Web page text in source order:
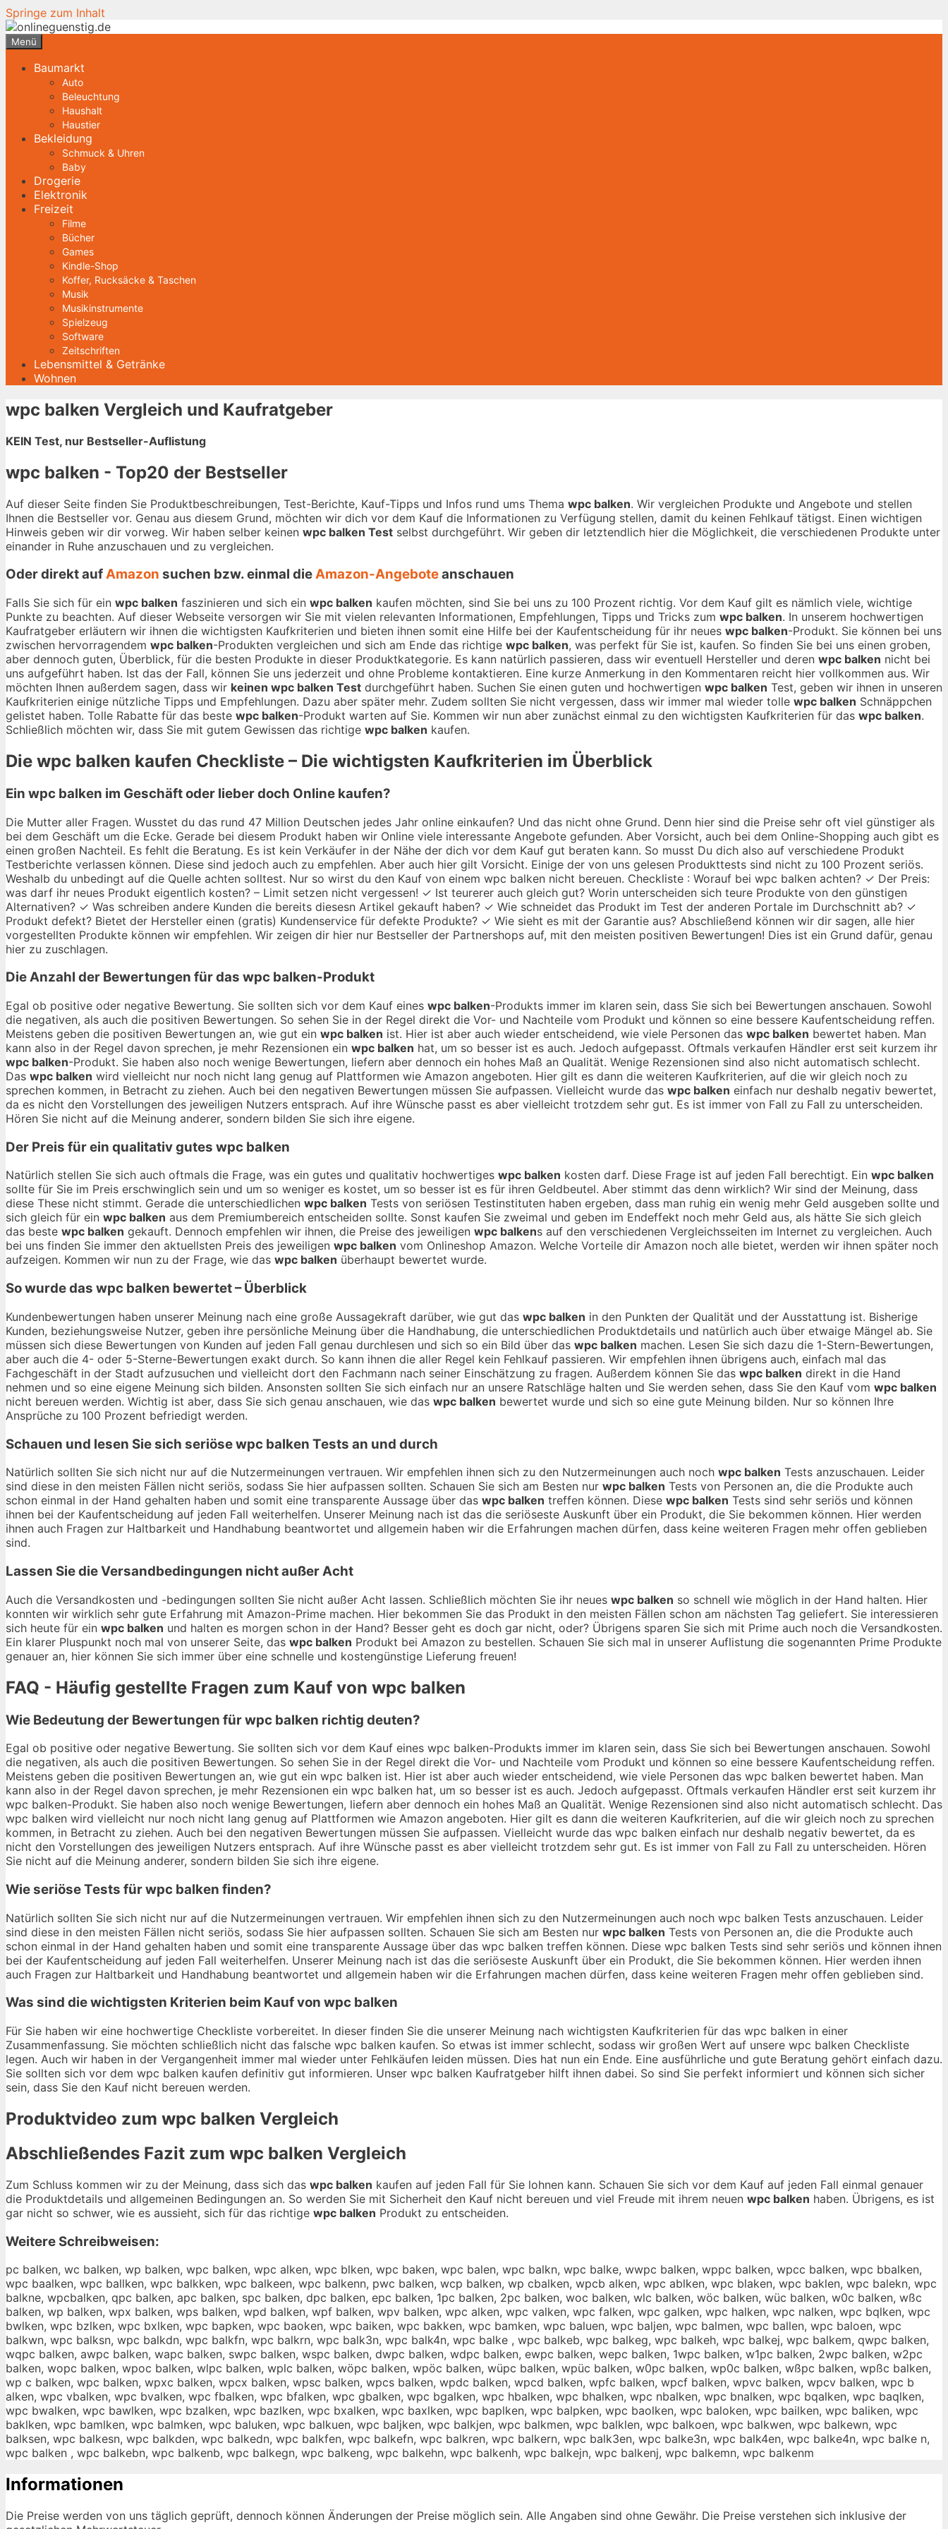
Springe zum Inhalt
Menü
Baumarkt
Auto
Beleuchtung
Haushalt
Haustier
Bekleidung
Schmuck & Uhren
Baby
Drogerie
Elektronik
Freizeit
Filme
Bücher
Games
Kindle-Shop
Koffer, Rucksäcke & Taschen
Musik
Musikinstrumente
Spielzeug
Software
Zeitschriften
Lebensmittel & Getränke
Wohnen
wpc balken Vergleich und Kaufratgeber
KEIN Test, nur Bestseller-Auflistung
wpc balken - Top20 der Bestseller
Auf dieser Seite finden Sie Produktbeschreibungen, Test-Berichte, Kauf-Tipps und Infos rund ums Thema wpc balken. Wir vergleichen Produkte und Angebote und stellen
Ihnen die Bestseller vor. Genau aus diesem Grund, möchten wir dich vor dem Kauf die Informationen zu Verfügung stellen, damit du keinen Fehlkauf tätigst. Einen wichtigen
Hinweis geben wir dir vorweg. Wir haben selber keinen wpc balken Test selbst durchgeführt. Wir geben dir letztendlich hier die Möglichkeit, die verschiedenen Produkte unter
einander in Ruhe anzuschauen und zu vergleichen.
Oder direkt aufAmazon suchen bzw. einmal dieAmazon-Angeboteanschauen
Falls Sie sich für ein wpc balken faszinieren und sich ein wpc balken kaufen möchten, sind Sie bei uns zu 100 Prozent richtig. Vor dem Kauf gilt es nämlich viele, wichtige
Punkte zu beachten. Auf dieser Webseite versorgen wir Sie mit vielen relevanten Informationen, Empfehlungen, Tipps und Tricks zum wpc balken. In unserem hochwertigen
Kaufratgeber erläutern wir ihnen die wichtigsten Kaufkriterien und bieten ihnen somit eine Hilfe bei der Kaufentscheidung für ihr neues wpc balken-Produkt. Sie können bei uns
zwischen hervorragendem wpc balken-Produkten vergleichen und sich am Ende das richtige wpc balken, was perfekt für Sie ist, kaufen. So finden Sie bei uns einen groben,
aber dennoch guten, Überblick, für die besten Produkte in dieser Produktkategorie. Es kann natürlich passieren, dass wir eventuell Hersteller und deren wpc balken nicht bei
uns aufgeführt haben. Ist das der Fall, können Sie uns jederzeit und ohne Probleme kontaktieren. Eine kurze Anmerkung in den Kommentaren reicht hier vollkommen aus. Wir
möchten Ihnen außerdem sagen, dass wir keinen wpc balken Test durchgeführt haben. Suchen Sie einen guten und hochwertigen wpc balken Test, geben wir ihnen in unseren
Kaufkriterien einige nützliche Tipps und Empfehlungen. Dazu aber später mehr. Zudem sollten Sie nicht vergessen, dass wir immer mal wieder tolle wpc balken Schnäppchen
gelistet haben. Tolle Rabatte für das beste wpc balken-Produkt warten auf Sie. Kommen wir nun aber zunächst einmal zu den wichtigsten Kaufkriterien für das wpc balken.
Schließlich möchten wir, dass Sie mit gutem Gewissen das richtige wpc balken kaufen.
Die wpc balken kaufen Checkliste – Die wichtigsten Kaufkriterien im Überblick
Ein wpc balken im Geschäft oder lieber doch Online kaufen?
Die Mutter aller Fragen. Wusstet du das rund 47 Million Deutschen jedes Jahr online einkaufen? Und das nicht ohne Grund. Denn hier sind die Preise sehr oft viel günstiger als
bei dem Geschäft um die Ecke. Gerade bei diesem Produkt haben wir Online viele interessante Angebote gefunden. Aber Vorsicht, auch bei dem Online-Shopping auch gibt es
einen großen Nachteil. Es fehlt die Beratung. Es ist kein Verkäufer in der Nähe der dich vor dem Kauf gut beraten kann. So musst Du dich also auf verschiedene Produkt
Testberichte verlassen können. Diese sind jedoch auch zu empfehlen. Aber auch hier gilt Vorsicht. Einige der von uns gelesen Produkttests sind nicht zu 100 Prozent seriös.
Weshalb du unbedingt auf die Quelle achten solltest. Nur so wirst du den Kauf von einem wpc balken nicht bereuen. Checkliste : Worauf bei wpc balken achten? ✓ Der Preis:
was darf ihr neues Produkt eigentlich kosten? – Limit setzen nicht vergessen! ✓ Ist teurerer auch gleich gut? Worin unterscheiden sich teure Produkte von den günstigen
Alternativen? ✓ Was schreiben andere Kunden die bereits diesesn Artikel gekauft haben? ✓ Wie schneidet das Produkt im Test der anderen Portale im Durchschnitt ab? ✓
Produkt defekt? Bietet der Hersteller einen (gratis) Kundenservice für defekte Produkte? ✓ Wie sieht es mit der Garantie aus? Abschließend können wir dir sagen, alle hier
vorgestellten Produkte können wir empfehlen. Wir zeigen dir hier nur Bestseller der Partnershops auf, mit den meisten positiven Bewertungen! Dies ist ein Grund dafür, genau
hier zu zuschlagen.
Die Anzahl der Bewertungen für das wpc balken-Produkt
Egal ob positive oder negative Bewertung. Sie sollten sich vor dem Kauf eines wpc balken-Produkts immer im klaren sein, dass Sie sich bei Bewertungen anschauen. Sowohl
die negativen, als auch die positiven Bewertungen. So sehen Sie in der Regel direkt die Vor- und Nachteile vom Produkt und können so eine bessere Kaufentscheidung reffen.
Meistens geben die positiven Bewertungen an, wie gut ein wpc balken ist. Hier ist aber auch wieder entscheidend, wie viele Personen das wpc balken bewertet haben. Man
kann also in der Regel davon sprechen, je mehr Rezensionen ein wpc balken hat, um so besser ist es auch. Jedoch aufgepasst. Oftmals verkaufen Händler erst seit kurzem ihr
wpc balken-Produkt. Sie haben also noch wenige Bewertungen, liefern aber dennoch ein hohes Maß an Qualität. Wenige Rezensionen sind also nicht automatisch schlecht.
Das wpc balken wird vielleicht nur noch nicht lang genug auf Plattformen wie Amazon angeboten. Hier gilt es dann die weiteren Kaufkriterien, auf die wir gleich noch zu
sprechen kommen, in Betracht zu ziehen. Auch bei den negativen Bewertungen müssen Sie aufpassen. Vielleicht wurde das wpc balken einfach nur deshalb negativ bewertet,
da es nicht den Vorstellungen des jeweiligen Nutzers entsprach. Auf ihre Wünsche passt es aber vielleicht trotzdem sehr gut. Es ist immer von Fall zu Fall zu unterscheiden.
Hören Sie nicht auf die Meinung anderer, sondern bilden Sie sich ihre eigene.
Der Preis für ein qualitativ gutes wpc balken
Natürlich stellen Sie sich auch oftmals die Frage, was ein gutes und qualitativ hochwertiges wpc balken kosten darf. Diese Frage ist auf jeden Fall berechtigt. Ein wpc balken
sollte für Sie im Preis erschwinglich sein und um so weniger es kostet, um so besser ist es für ihren Geldbeutel. Aber stimmt das denn wirklich? Wir sind der Meinung, dass
diese These nicht stimmt. Gerade die unterschiedlichen wpc balken Tests von seriösen Testinstituten haben ergeben, dass man ruhig ein wenig mehr Geld ausgeben sollte und
sich gleich für ein wpc balken aus dem Premiumbereich entscheiden sollte. Sonst kaufen Sie zweimal und geben im Endeffekt noch mehr Geld aus, als hätte Sie sich gleich
das beste wpc balken gekauft. Dennoch empfehlen wir ihnen, die Preise des jeweiligen wpc balkens auf den verschiedenen Vergleichsseiten im Internet zu vergleichen. Auch
bei uns finden Sie immer den aktuellsten Preis des jeweiligen wpc balken vom Onlineshop Amazon. Welche Vorteile dir Amazon noch alle bietet, werden wir ihnen später noch
aufzeigen. Kommen wir nun zu der Frage, wie das wpc balken überhaupt bewertet wurde.
So wurde das wpc balken bewertet – Überblick
Kundenbewertungen haben unserer Meinung nach eine große Aussagekraft darüber, wie gut das wpc balken in den Punkten der Qualität und der Ausstattung ist. Bisherige
Kunden, beziehungsweise Nutzer, geben ihre persönliche Meinung über die Handhabung, die unterschiedlichen Produktdetails und natürlich auch über etwaige Mängel ab. Sie
müssen sich diese Bewertungen von Kunden auf jeden Fall genau durchlesen und sich so ein Bild über das wpc balken machen. Lesen Sie sich dazu die 1-Stern-Bewertungen,
aber auch die 4- oder 5-Sterne-Bewertungen exakt durch. So kann ihnen die aller Regel kein Fehlkauf passieren. Wir empfehlen ihnen übrigens auch, einfach mal das
Fachgeschäft in der Stadt aufzusuchen und vielleicht dort den Fachmann nach seiner Einschätzung zu fragen. Außerdem können Sie das wpc balken direkt in die Hand
nehmen und so eine eigene Meinung sich bilden. Ansonsten sollten Sie sich einfach nur an unsere Ratschläge halten und Sie werden sehen, dass Sie den Kauf vom wpc balken
nicht bereuen werden. Wichtig ist aber, dass Sie sich genau anschauen, wie das wpc balken bewertet wurde und sich so eine gute Meinung bilden. Nur so können Ihre
Ansprüche zu 100 Prozent befriedigt werden.
Schauen und lesen Sie sich seriösewpc balken Tests an und durch
Natürlich sollten Sie sich nicht nur auf die Nutzermeinungen vertrauen. Wir empfehlen ihnen sich zu den Nutzermeinungen auch noch wpc balken Tests anzuschauen. Leider
sind diese in den meisten Fällen nicht seriös, sodass Sie hier aufpassen sollten. Schauen Sie sich am Besten nur wpc balken Tests von Personen an, die die Produkte auch
schon einmal in der Hand gehalten haben und somit eine transparente Aussage über das wpc balken treffen können. Diese wpc balken Tests sind sehr seriös und können
ihnen bei der Kaufentscheidung auf jeden Fall weiterhelfen. Unserer Meinung nach ist das die seriöseste Auskunft über ein Produkt, die Sie bekommen können. Hier werden
ihnen auch Fragen zur Haltbarkeit und Handhabung beantwortet und allgemein haben wir die Erfahrungen machen dürfen, dass keine weiteren Fragen mehr offen geblieben
sind.
Lassen Sie die Versandbedingungen nicht außer Acht
Auch die Versandkosten und -bedingungen sollten Sie nicht außer Acht lassen. Schließlich möchten Sie ihr neues wpc balken so schnell wie möglich in der Hand halten. Hier
konnten wir wirklich sehr gute Erfahrung mit Amazon-Prime machen. Hier bekommen Sie das Produkt in den meisten Fällen schon am nächsten Tag geliefert. Sie interessieren
sich heute für ein wpc balken und halten es morgen schon in der Hand? Besser geht es doch gar nicht, oder? Übrigens sparen Sie sich mit Prime auch noch die Versandkosten.
Ein klarer Pluspunkt noch mal von unserer Seite, das wpc balken Produkt bei Amazon zu bestellen. Schauen Sie sich mal in unserer Auflistung die sogenannten Prime Produkte
genauer an, hier können Sie sich immer über eine schnelle und kostengünstige Lieferung freuen!
FAQ - Häufig gestellte Fragen zum Kauf von wpc balken
Wie Bedeutung der Bewertungen für wpc balken richtig deuten?
Egal ob positive oder negative Bewertung. Sie sollten sich vor dem Kauf eines wpc balken-Produkts immer im klaren sein, dass Sie sich bei Bewertungen anschauen. Sowohl
die negativen, als auch die positiven Bewertungen. So sehen Sie in der Regel direkt die Vor- und Nachteile vom Produkt und können so eine bessere Kaufentscheidung reffen.
Meistens geben die positiven Bewertungen an, wie gut ein wpc balken ist. Hier ist aber auch wieder entscheidend, wie viele Personen das wpc balken bewertet haben. Man
kann also in der Regel davon sprechen, je mehr Rezensionen ein wpc balken hat, um so besser ist es auch. Jedoch aufgepasst. Oftmals verkaufen Händler erst seit kurzem ihr
wpc balken-Produkt. Sie haben also noch wenige Bewertungen, liefern aber dennoch ein hohes Maß an Qualität. Wenige Rezensionen sind also nicht automatisch schlecht. Das
wpc balken wird vielleicht nur noch nicht lang genug auf Plattformen wie Amazon angeboten. Hier gilt es dann die weiteren Kaufkriterien, auf die wir gleich noch zu sprechen
kommen, in Betracht zu ziehen. Auch bei den negativen Bewertungen müssen Sie aufpassen. Vielleicht wurde das wpc balken einfach nur deshalb negativ bewertet, da es
nicht den Vorstellungen des jeweiligen Nutzers entsprach. Auf ihre Wünsche passt es aber vielleicht trotzdem sehr gut. Es ist immer von Fall zu Fall zu unterscheiden. Hören
Sie nicht auf die Meinung anderer, sondern bilden Sie sich ihre eigene.
Wie seriöse Tests für wpc balken finden?
Natürlich sollten Sie sich nicht nur auf die Nutzermeinungen vertrauen. Wir empfehlen ihnen sich zu den Nutzermeinungen auch noch wpc balken Tests anzuschauen. Leider
sind diese in den meisten Fällen nicht seriös, sodass Sie hier aufpassen sollten. Schauen Sie sich am Besten nur wpc balken Tests von Personen an, die die Produkte auch
schon einmal in der Hand gehalten haben und somit eine transparente Aussage über das wpc balken treffen können. Diese wpc balken Tests sind sehr seriös und können ihnen
bei der Kaufentscheidung auf jeden Fall weiterhelfen. Unserer Meinung nach ist das die seriöseste Auskunft über ein Produkt, die Sie bekommen können. Hier werden ihnen
auch Fragen zur Haltbarkeit und Handhabung beantwortet und allgemein haben wir die Erfahrungen machen dürfen, dass keine weiteren Fragen mehr offen geblieben sind.
Was sind die wichtigsten Kriterien beim Kauf von wpc balken
Für Sie haben wir eine hochwertige Checkliste vorbereitet. In dieser finden Sie die unserer Meinung nach wichtigsten Kaufkriterien für das wpc balken in einer
Zusammenfassung. Sie möchten schließlich nicht das falsche wpc balken kaufen. So etwas ist immer schlecht, sodass wir großen Wert auf unsere wpc balken Checkliste
legen. Auch wir haben in der Vergangenheit immer mal wieder unter Fehlkäufen leiden müssen. Dies hat nun ein Ende. Eine ausführliche und gute Beratung gehört einfach dazu.
Sie sollten sich vor dem wpc balken kaufen definitiv gut informieren. Unser wpc balken Kaufratgeber hilft ihnen dabei. So sind Sie perfekt informiert und können sich sicher
sein, dass Sie den Kauf nicht bereuen werden.
Produktvideo zum wpc balken Vergleich
Abschließendes Fazit zum wpc balken Vergleich
Zum Schluss kommen wir zu der Meinung, dass sich das wpc balken kaufen auf jeden Fall für Sie lohnen kann. Schauen Sie sich vor dem Kauf auf jeden Fall einmal genauer
die Produktdetails und allgemeinen Bedingungen an. So werden Sie mit Sicherheit den Kauf nicht bereuen und viel Freude mit ihrem neuen wpc balken haben. Übrigens, es ist
gar nicht so schwer, wie es aussieht, sich für das richtige wpc balken Produkt zu entscheiden.
Weitere Schreibweisen:
pc balken, wc balken, wp balken, wpc balken, wpc alken, wpc blken, wpc baken, wpc balen, wpc balkn, wpc balke, wwpc balken, wppc balken, wpcc balken, wpc bbalken,
wpc baalken, wpc ballken, wpc balkken, wpc balkeen, wpc balkenn, pwc balken, wcp balken, wp cbalken, wpcb alken, wpc ablken, wpc blaken, wpc baklen, wpc balekn, wpc
balkne, wpcbalken, qpc balken, apc balken, spc balken, dpc balken, epc balken, 1pc balken, 2pc balken, woc balken, wlc balken, wöc balken, wüc balken, w0c balken, wßc
balken, wp balken, wpx balken, wps balken, wpd balken, wpf balken, wpv balken, wpc alken, wpc valken, wpc falken, wpc galken, wpc halken, wpc nalken, wpc bqlken, wpc
bwlken, wpc bzlken, wpc bxlken, wpc bapken, wpc baoken, wpc baiken, wpc bakken, wpc bamken, wpc baluen, wpc baljen, wpc balmen, wpc ballen, wpc baloen, wpc
balkwn, wpc balksn, wpc balkdn, wpc balkfn, wpc balkrn, wpc balk3n, wpc balk4n, wpc balke , wpc balkeb, wpc balkeg, wpc balkeh, wpc balkej, wpc balkem, qwpc balken,
wqpc balken, awpc balken, wapc balken, swpc balken, wspc balken, dwpc balken, wdpc balken, ewpc balken, wepc balken, 1wpc balken, w1pc balken, 2wpc balken, w2pc
balken, wopc balken, wpoc balken, wlpc balken, wplc balken, wöpc balken, wpöc balken, wüpc balken, wpüc balken, w0pc balken, wp0c balken, wßpc balken, wpßc balken,
wp c balken, wpc balken, wpxc balken, wpcx balken, wpsc balken, wpcs balken, wpdc balken, wpcd balken, wpfc balken, wpcf balken, wpvc balken, wpcv balken, wpc b
alken, wpc vbalken, wpc bvalken, wpc fbalken, wpc bfalken, wpc gbalken, wpc bgalken, wpc hbalken, wpc bhalken, wpc nbalken, wpc bnalken, wpc bqalken, wpc baqlken,
wpc bwalken, wpc bawlken, wpc bzalken, wpc bazlken, wpc bxalken, wpc baxlken, wpc baplken, wpc balpken, wpc baolken, wpc baloken, wpc bailken, wpc baliken, wpc
baklken, wpc bamlken, wpc balmken, wpc baluken, wpc balkuen, wpc baljken, wpc balkjen, wpc balkmen, wpc balklen, wpc balkoen, wpc balkwen, wpc balkewn, wpc
balksen, wpc balkesn, wpc balkden, wpc balkedn, wpc balkfen, wpc balkefn, wpc balkren, wpc balkern, wpc balk3en, wpc balke3n, wpc balk4en, wpc balke4n, wpc balke n,
wpc balken , wpc balkebn, wpc balkenb, wpc balkegn, wpc balkeng, wpc balkehn, wpc balkenh, wpc balkejn, wpc balkenj, wpc balkemn, wpc balkenm
Informationen
Die Preise werden von uns täglich geprüft, dennoch können Änderungen der Preise möglich sein. Alle Angaben sind ohne Gewähr. Die Preise verstehen sich inklusive der